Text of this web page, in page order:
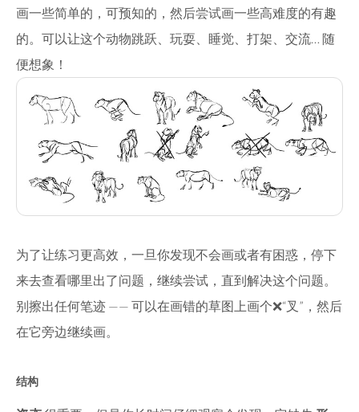
画一些简单的，可预知的，然后尝试画一些高难度的有趣
的。可以让这个动物跳跃、玩耍、睡觉、打架、交流… 随
便想象！
为了让练习更高效，一旦你发现不会画或者有困惑，停下
来去查看哪里出了问题，继续尝试，直到解决这个问题。
别擦出任何笔迹 —— 可以在画错的草图上画个❌“叉”，然后
在它旁边继续画。
结构